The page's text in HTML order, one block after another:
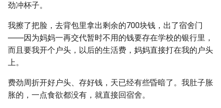
劲冲杯子。
我擦了把脸，去背包里拿出剩余的700块钱，出了宿舍门
――因为妈妈一再交代暂时不用的钱要存在学校的银行里，
而且要我开个户头，以后的生活费，妈妈直接打在我的户头
上。
费劲周折开好户头、存好钱，天已经有些昏暗了。我肚子胀
胀的，一点食欲都没有，就直接回宿舍。